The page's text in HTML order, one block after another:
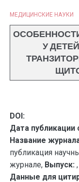
МЕДИЦИНСКИЕ НАУКИ
У
DOI:
Дата публикации
Название
публикация
журнале, Выпуск: ,
Данные для